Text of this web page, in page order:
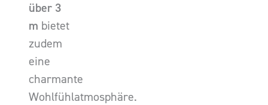
über 3
m bietet
zudem
eine
charmante
Wohlfühlatmosphäre.